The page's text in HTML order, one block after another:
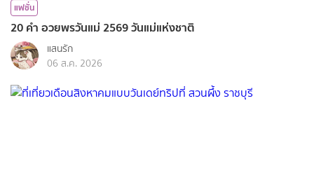
แฟชั่น
20 คำ อวยพรวันแม่ 2569 วันแม่แห่งชาติ
แสนรัก
06 ส.ค. 2026